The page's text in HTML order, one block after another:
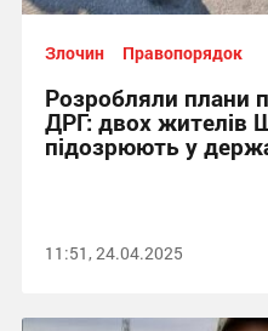
Злочин Правопорядок
Розробляли плани
ДРГ: двох жителів
підозрюють у
11:51, 24.04.2025